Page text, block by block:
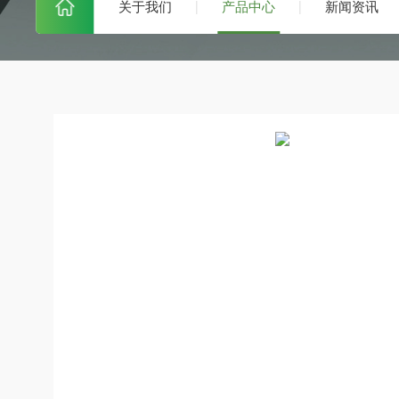
关于我们 产品中心 新闻资讯